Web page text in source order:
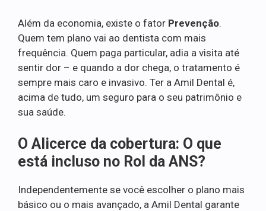
Além da economia, existe o fator Prevenção.
Quem tem plano vai ao dentista com mais
frequência. Quem paga particular, adia a visita até
sentir dor – e quando a dor chega, o tratamento é
sempre mais caro e invasivo. Ter a Amil Dental é,
acima de tudo, um seguro para o seu patrimônio e
sua saúde.
O Alicerce da cobertura: O que
está incluso no Rol da ANS?
Independentemente se você escolher o plano mais
básico ou o mais avançado, a Amil Dental garante